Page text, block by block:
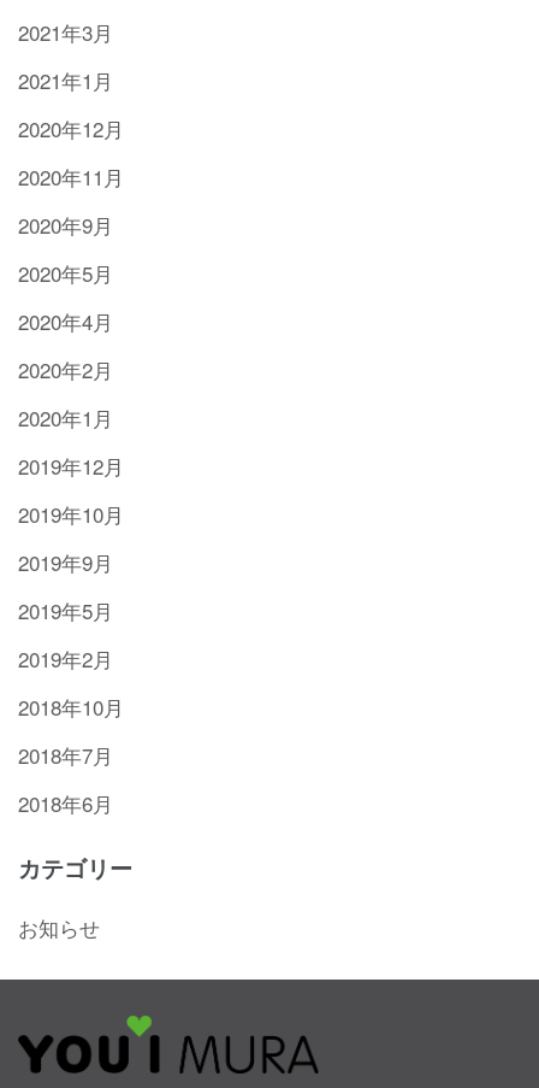
2021年3月
2021年1月
2020年12月
2020年11月
2020年9月
2020年5月
2020年4月
2020年2月
2020年1月
2019年12月
2019年10月
2019年9月
2019年5月
2019年2月
2018年10月
2018年7月
2018年6月
カテゴリー
お知らせ